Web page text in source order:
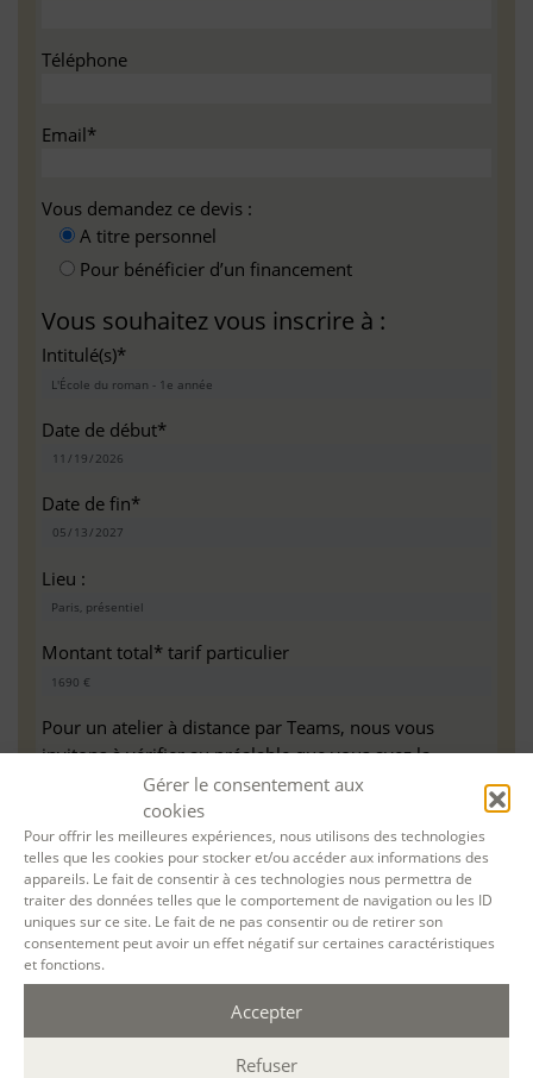
Gérer le consentement aux
cookies
Pour offrir les meilleures expériences, nous utilisons des technologies
telles que les cookies pour stocker et/ou accéder aux informations des
appareils. Le fait de consentir à ces technologies nous permettra de
traiter des données telles que le comportement de navigation ou les ID
uniques sur ce site. Le fait de ne pas consentir ou de retirer son
consentement peut avoir un effet négatif sur certaines caractéristiques
et fonctions.
Accepter
Refuser
Téléphone
Email*
Vous demandez ce devis :
A titre personnel
Pour bénéficier d’un financement
Vous souhaitez vous inscrire à :
Intitulé(s)*
Date de début*
Date de fin*
Lieu :
Montant total* tarif particulier
Pour un atelier à distance par Teams, nous vous
invitons à vérifier au préalable que vous avez la
configuration minimale requise pour pouvoir travailler
dans les meilleures conditions : Configuration
matérielle requise pourMicrosoft Teams | Microsoft
Learn
Accessibilité : ALEPH-ÉCRITURE est sensible à l’inclusion des
personnes en situation de handicap. Si vous avez besoin
d’un aménagement spécifique de programme, n’hésitez pas
à nous contacter en amont de votre inscription afin